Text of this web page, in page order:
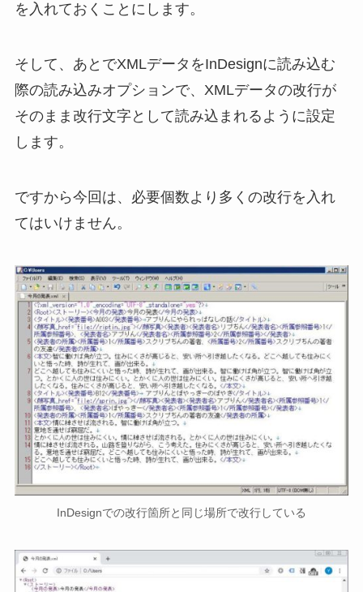
を入れておくことにします。
そして、あとでXMLデータをInDesignに読み込む
際の読み込みオプションで、XMLデータの改行が
そのまま改行文字として読み込まれるように設定
します。
ですから今回は、必要個数より多くの改行を入れ
てはいけません。
InDesignでの改行箇所と同じ場所で改行している